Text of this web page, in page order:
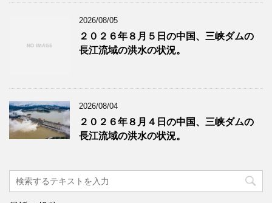
2026/08/05
２０２６年８月５日の中国、三峡ダムの
長江流域の洪水の状況。
2026/08/04
２０２６年８月４日の中国、三峡ダムの
長江流域の洪水の状況。